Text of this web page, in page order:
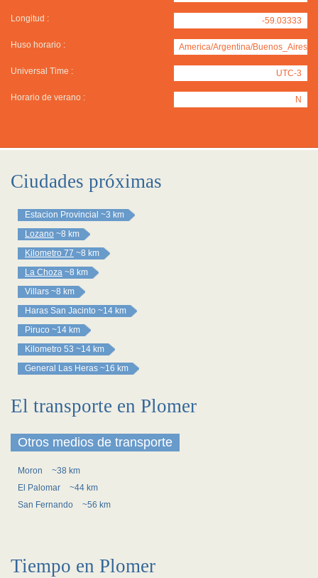
Longitud : -59.03333
Huso horario : America/Argentina/Buenos_Aires
Universal Time : UTC-3
Horario de verano : N
Ciudades próximas
Estacion Provincial ~3 km
Lozano ~8 km
Kilometro 77 ~8 km
La Choza ~8 km
Villars ~8 km
Haras San Jacinto ~14 km
Piruco ~14 km
Kilometro 53 ~14 km
General Las Heras ~16 km
El transporte en Plomer
Otros medios de transporte
Moron
~38 km
El Palomar
~44 km
San Fernando
~56 km
Tiempo en Plomer